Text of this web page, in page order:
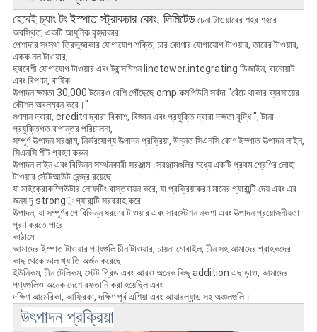
হেবেই চ্যাং টংইস্পাত স্ট্রাকচার কোং, লিমিটেড.চেনা টাওয়ারের শহর শহরে
অবস্থিত, একটি আধুনিক বৃহদাকার
পেশাদার সংস্থা ত্রিভুজাকার যোগাযোগ শক্তি, চার কোণার যোগাযোগ টাওয়ার, তারের টাওয়ার,
একক নল টাওয়ার,
ছদ্মবেশী যোগাযোগ টাওয়ার এবং ট্রান্সমিশন linetower.integrating ডিজাইন, বানোয়াট
এবং বিপণন, বার্ষিক
উত্পাদন ক্ষমতা 30,000 টনেরও বেশি পৌঁছেছে omp কমপিউনি সর্বদা "বেঁচে থাকার ব্যবসায়ের
কৌশল অবলম্বন করে।"
গুণমান দ্বারা, creditণ দ্বারা বিকাশ, বিজ্ঞান এবং প্রযুক্তি দ্বারা দক্ষতা বৃদ্ধি ", টানা
প্রযুক্তিগত রূপান্তর পরিচালনা,
সম্পূর্ণ উত্পাদন সরঞ্জাম, নির্ভরযোগ্য উত্পাদন প্রক্রিয়া, উন্নত সিএনসি কোণ ইস্পাত উত্পাদন লাইন,
সিএনসি শীট গ্রহণ করুন
উত্পাদন লাইন এবং বিভিন্ন সমর্থনকারী সরঞ্জাম।সরঞ্জামগুলির মধ্যে একটি প্রথম শ্রেণির লোহা
টাওয়ার স্টেটআউট কেন্দ্র রয়েছে
যা মাইক্রোকম্পিউটার লোফটিং বাস্তবায়ন করে, যা প্রক্রিয়াকরণ মানের গ্যারান্টি দেয় এবং এর
জন্য দৃ strong় গ্যারান্টি সরবরাহ করে
উত্পাদন, যা সম্পূর্ণরূপে বিভিন্ন ধরণের টাওয়ার এবং সাবস্টেশন নকশা এবং উত্পাদন প্রয়োজনীয়তা
পূরণ করতে পারে
কাঠামো
আমাদের ইস্পাত টাওয়ার পণ্যগুলি চীন টাওয়ার, চায়না মোবাইল, চীন সহ আমাদের গ্রাহকদের
কাছ থেকে ভাল খ্যাতি অর্জন করেছে
ইউনিকম, চীন টেলিকম, স্টেট গ্রিড এবং আরও অনেক কিছু addition এছাড়াও, আমাদের
পণ্যগুলিও অনেক দেশে রফতানি করা হয়েছিল এবং
দক্ষিণ আমেরিকা, আফ্রিকা, দক্ষিণ পূর্ব এশিয়া এবং আয়ারল্যান্ড সহ অঞ্চলগুলি।
উৎপাদন প্রক্রিয়া